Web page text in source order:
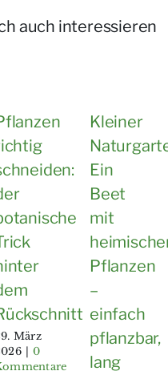
auch interessieren
März
| 0
Kleiner
Ein
Beet
mit
Pflanzen
–
einfach
pflanzbar,
lang